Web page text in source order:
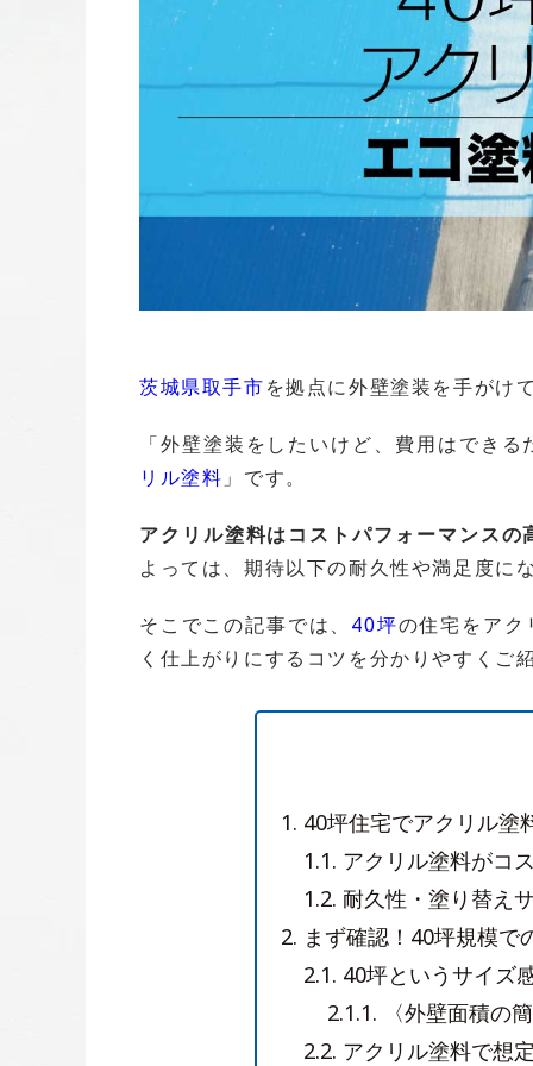
茨城県取手市を拠点に外壁塗装を手がけ
「外壁塗装をしたいけど、費用はでき
リル塗料 」です。
アクリル塗料はコストパフォーマンスの
よっては、期待以下の耐久性や満足度に
そこでこの記事では、 40坪の住宅をアク
く仕上がりにするコツを分かりやすくご
1. 40坪住宅でアクリル塗
1.1. アクリル塗料がコ
1.2. 耐久性・塗り替え
2. まず確認！40坪規模で
2.1. 40坪というサイズ
2.1.1. 〈外壁面積の
2.2. アクリル塗料で想